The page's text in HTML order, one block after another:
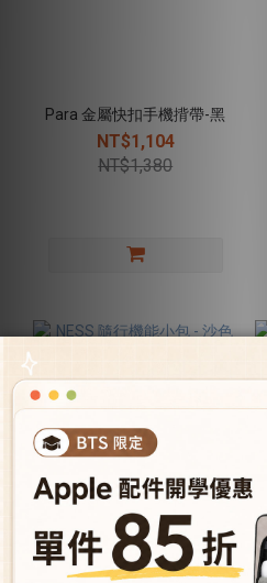
Para 金屬快扣手機揹帶-黑
NT$1,104
NT$1,380
NESS 隨行機能小包 - 沙色
NT$1,024